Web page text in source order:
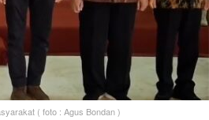
( foto : Agus Bondan )